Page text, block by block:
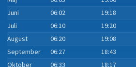
Juni
06:02 19:18
Juli
06:10 19:20
August
06:20 19:08
September
06:27 18:43
Oktober
06:33 18:17